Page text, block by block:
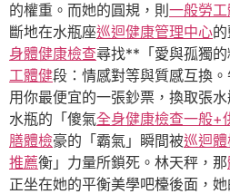
的權重。而她的圓規，則 一般勞
斷地在水瓶座巡迴健康管理中心
身體健康檢查尋找**「愛與孤獨
工體健段：情感對等與質感互換
用你最便宜的一張鈔票，換取張
水瓶的「傻氣全身健康檢查一般+
膳體檢豪的「霸氣」瞬間被巡迴
推薦衡」力量所鎖死。林天秤，那
正坐在她的平衡美學吧檯後面，